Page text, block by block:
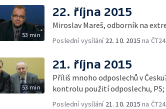
53 min
22. října 2015
Miroslav Mareš, odborník na
Poslední vysílání 22. 10. 2015 na ČT24
53 min
21. října 2015
Příliš mnoho odposlechů v
kontrolu použití odposlechu,
Poslední vysílání 21. 10. 2015 na ČT24